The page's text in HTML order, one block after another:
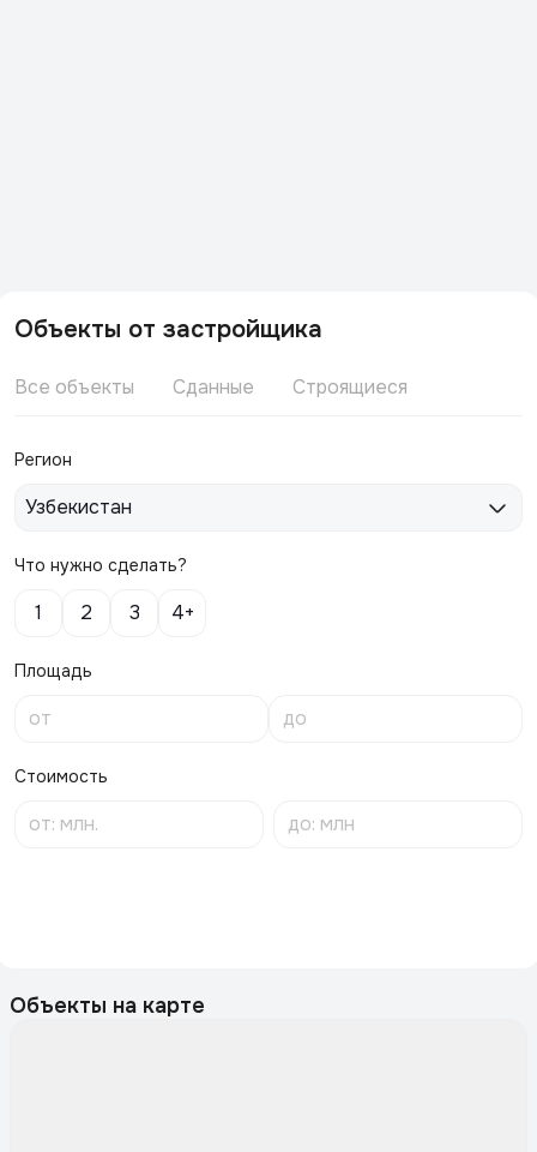
Объекты от застройщика
Все объекты Сданные Строящиеся
Регион
Узбекистан
Что нужно сделать?
1 2 3 4+
Площадь
Стоимость
Объекты на карте